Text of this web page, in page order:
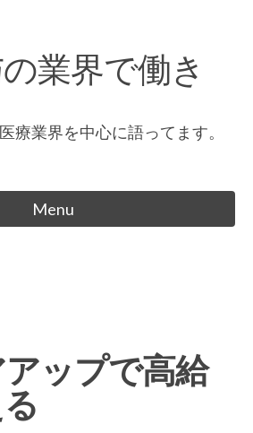
業界で働き
療業界を中心に語ってます。
Menu
ップで高給